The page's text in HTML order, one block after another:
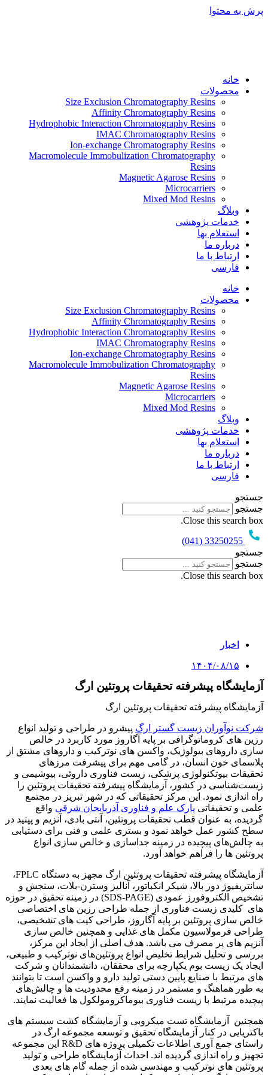
پرش به محتوا
خانه
محصولات
Size Exclusion Chromatography Resins
Affinity Chromatography Resins
Hydrophobic Interaction Chromatography Resins
IMAC Chromatography Resins
Ion-exchange Chromatography Resins
Macromolecule Immobulization Chromatography
Resins
Magnetic Agarose Resins
Microcarriers
Mixed Mod Resins
وبلاگ
خدمات پژوهشی
استعلام بها
درباره ما
ارتباط با ما
فارسی
خانه
محصولات
Size Exclusion Chromatography Resins
Affinity Chromatography Resins
Hydrophobic Interaction Chromatography Resins
IMAC Chromatography Resins
Ion-exchange Chromatography Resins
Macromolecule Immobulization Chromatography
Resins
Magnetic Agarose Resins
Microcarriers
Mixed Mod Resins
وبلاگ
خدمات پژوهشی
استعلام بها
درباره ما
ارتباط با ما
فارسی
جستجو
جستجو
Close this search box.
33250255 (041)
جستجو
جستجو
Close this search box.
اخبار
۱۴۰۴/۰۸/۱۵
آزمایشگاه پیشرفته تحقیقات پروتئین ارگ
آزمایشگاه پیشرفته تحقیقات پروتئین ارگ
شرکت نوآوران زیست گستر ارگ پیشرو در طراحی و تولید انواع
رزین های کروماتوگرافی بر پایه آگاروز مورد کاربرد در خالص
سازی داروهای بیولوژیک، واکسن های نوترکیب و داروهای مشتق از
پلاسمای خون انسان، در گامی مهم برای پیشرفت مرزهای
تحقیقات بیوتکنولوژی پزشکی، زیست فناوری داروئی، بیوشیمی و
زیست‌شناسی در کشور، آزمایشگاه پیشرفته تحقیقات پروتئین را
راه اندازی نمود. این مرکز تحقیقاتی که در شهر تبریز در مجتمع
علمی و تحقیقاتی پارک علم و فناوری آذربایجان شرقی واقع
گردیده، به عنوان قطب تحقیقات پروتئین، آنتی بادی، آنزیم و پپتید در
سطح کشور عمل خواهد نمود و بستری علمی و فنی برای دستیابی
به چالش‌های پیچیده در زمینه جداسازی و خالص سازی انواع
پروتئین ها را فراهم خواهد آورد.
آزمایشگاه پیشرفته تحقیقات پروتئین ارگ مجهز به دستگاه FPLC،
سانتریفیوژ دور بالا، شیکر انکباتور، آنالیز وسترن-بلات، سنجش و
تشخیص الکتروفورز عمودی (SDS-PAGE) در زمینه تحقیق در حوزه
های کلیدی زیست فناوری از جمله طراحی رزین های اختصاصی
خالص سازی پروتئین بر پایه آگاروز، طراحی کیت های تشخیصی،
طراحی فرمولاسیون مکمل های غذایی و همچنین خالص سازی
آنزیم های پر مصرف می باشد. هدف اصلی از ایجاد این مرکز،
بررسی و تحلیل شرایط تخلیص انواع پروتئین‌های نوترکیب و طبیعی،
ایجاد یک زیست بوم‌ یکپارچه برای محققان، دانشمندانان و شرکت
های مرتبط با صنایع پایین دستی تولید دارو و واکسن است تا بتوانند
به طور هماهنگ و مستمر در زمینه رفع محدودیت ها و چالش‌های
پیچیده مرتبط با زیست فناوری بیوماکرومولکول ها فعالیت نمایند.
همچنین آزمایشگاه تست میکروبی و آزمایشگاه کشت سیستم های
باکتریایی در کنار آزمایشگاه تحقیق و توسعه مجموعه ارگ در
راستای جمع آوری اطلاعات تکمیلی پروژه های R&D این مجموعه
تجهیز و راه اندازی گردیده اند. احداث آزمایشگاه طراحی و تولید
پروتئین های نوترکیب و مهندسی شده از جمله گام های بعدی